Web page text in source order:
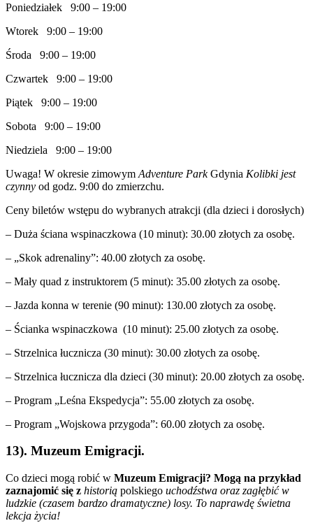
Poniedziałek 9:00 – 19:00
Wtorek 9:00 – 19:00
Środa 9:00 – 19:00
Czwartek 9:00 – 19:00
Piątek 9:00 – 19:00
Sobota 9:00 – 19:00
Niedziela 9:00 – 19:00
Uwaga! W okresie zimowym Adventure ParkGdynia Kolibki jest
czynny od godz. 9:00 do zmierzchu.
Ceny biletów wstępu do wybranych atrakcji (dla dzieci i dorosłych)
– Duża ściana wspinaczkowa (10 minut): 30.00 złotych za osobę.
– „Skok adrenaliny”: 40.00 złotych za osobę.
– Mały quad z instruktorem (5 minut): 35.00 złotych za osobę.
– Jazda konna w terenie (90 minut): 130.00 złotych za osobę.
– Ścianka wspinaczkowa (10 minut): 25.00 złotych za osobę.
– Strzelnica łucznicza (30 minut): 30.00 złotych za osobę.
– Strzelnica łucznicza dla dzieci (30 minut): 20.00 złotych za osobę.
– Program „Leśna Ekspedycja”: 55.00 złotych za osobę.
– Program „Wojskowa przygoda”: 60.00 złotych za osobę.
13). Muzeum Emigracji.
Co dzieci mogą robić w Muzeum Emigracji? Mogą na przykład
zaznajomić się z historią polskiego uchodźstwa oraz zagłębić w
ludzkie (czasem bardzo dramatyczne) losy. To naprawdę świetna
lekcja życia!